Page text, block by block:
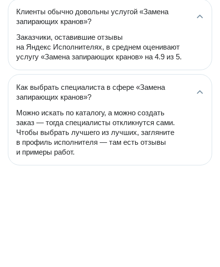
Клиенты обычно довольны услугой «Замена
запирающих кранов»?
Заказчики, оставившие отзывы
на Яндекс Исполнителях, в среднем оценивают
услугу «Замена запирающих кранов» на 4.9 из 5.
Как выбрать специалиста в сфере «Замена
запирающих кранов»?
Можно искать по каталогу, а можно создать
заказ — тогда специалисты откликнутся сами.
Чтобы выбрать лучшего из лучших, загляните
в профиль исполнителя — там есть отзывы
и примеры работ.